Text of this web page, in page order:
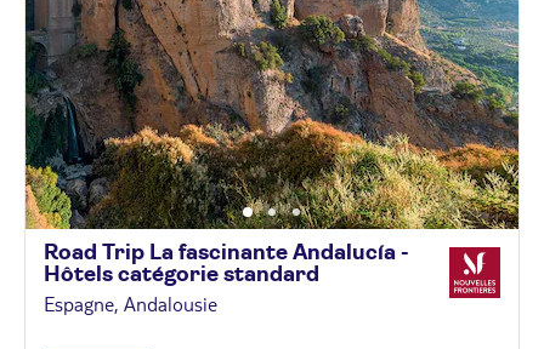
Road Trip La fascinante Andalucía -
Hôtels catégorie standard
Espagne, Andalousie